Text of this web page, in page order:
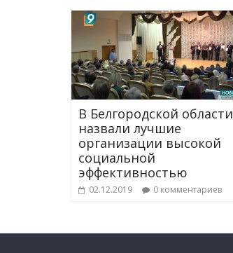
В Белгородской области
назвали лучшие
организации высокой
социальной
эффективностью
02.12.2019 0 комментариев